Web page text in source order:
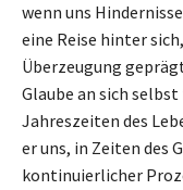
wenn uns
eine Reise hinter
Überzeugung
Glaube an sich
Jahreszeiten des
er uns, in Zeiten des
kontinuierlicher